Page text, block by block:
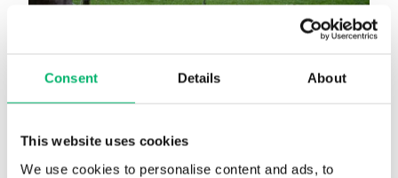
Consent Details About
This website uses cookies
We use cookies to personalise content and ads, to
CANGO - solide woon- of werkunit